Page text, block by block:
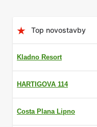
Top novostavby
Kladno Resort
HARTIGOVA 114
Costa Plana Lipno